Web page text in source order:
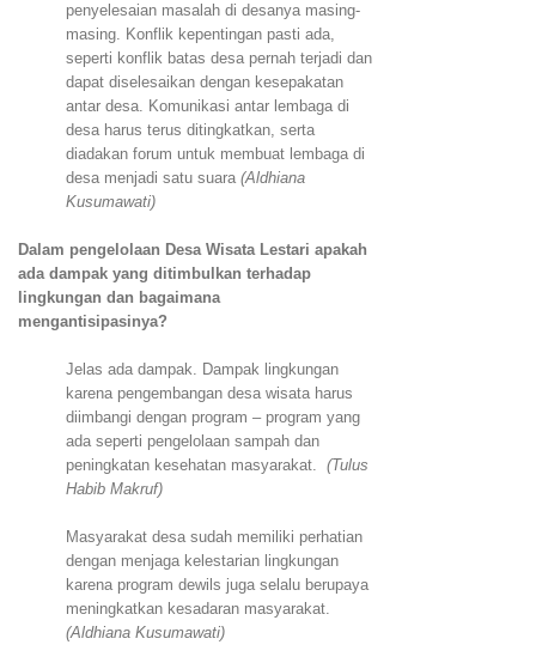
penyelesaian masalah di desanya masing-
masing. Konflik kepentingan pasti ada,
seperti konflik batas desa pernah terjadi dan
dapat diselesaikan dengan kesepakatan
antar desa. Komunikasi antar lembaga di
desa harus terus ditingkatkan, serta
diadakan forum untuk membuat lembaga di
desa menjadi satu suara (Aldhiana
Kusumawati)
Dalam pengelolaan Desa Wisata Lestari apakah
ada dampak yang ditimbulkan terhadap
lingkungan dan bagaimana
mengantisipasinya?
Jelas ada dampak. Dampak lingkungan
karena pengembangan desa wisata harus
diimbangi dengan program – program yang
ada seperti pengelolaan sampah dan
peningkatan kesehatan masyarakat. (Tulus
Habib Makruf)
Masyarakat desa sudah memiliki perhatian
dengan menjaga kelestarian lingkungan
karena program dewils juga selalu berupaya
meningkatkan kesadaran masyarakat.
(Aldhiana Kusumawati)